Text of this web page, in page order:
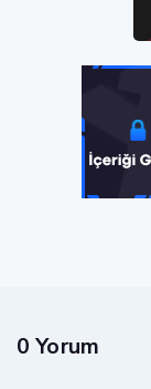
0 Yorum